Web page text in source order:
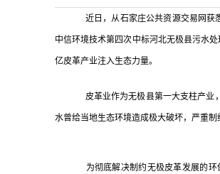
近日，从石家庄公共资源交易网获
中信环境技术第四次中标河北无极县污水
亿皮革产业注入生态力量。
皮革业作为无极县第一大支柱产业
水曾给当地生态环境造成极大破坏，严重制
为彻底解决制约无极皮革发展的环